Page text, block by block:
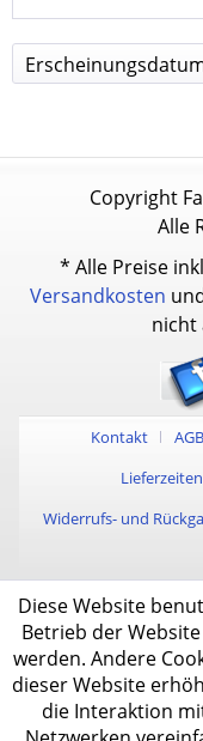
Copyright
Alle
* Alle Preise
Versandkosten
nicht
Kontakt AGB
Widerrufs- und
Diese Website
Betrieb der
werden. Andere
dieser Website
die Interaktion